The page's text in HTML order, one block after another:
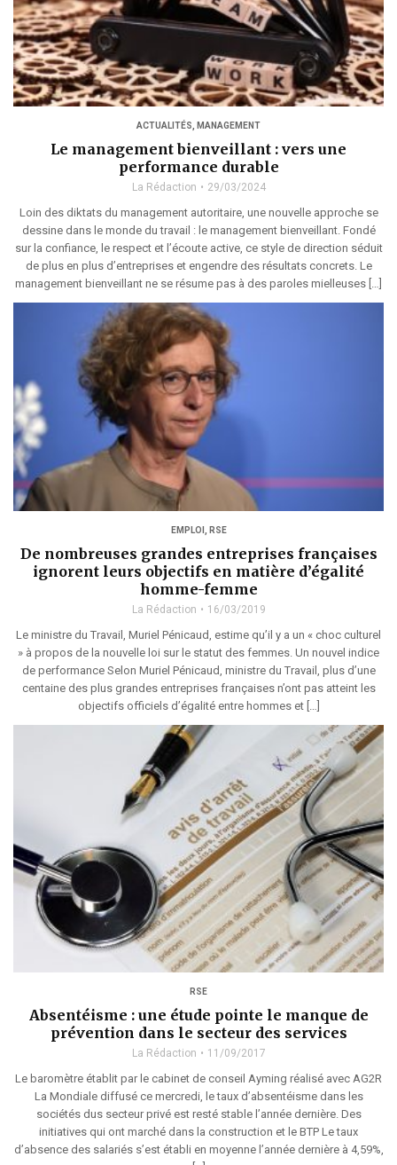
ACTUALITÉS MANAGEMENT
Le management bienveillant : vers une
performance durable
La Rédaction 29/03/2024
Loin des diktats du management autoritaire, une nouvelle approche se
dessine dans le monde du travail : le management bienveillant. Fondé
sur la confiance, le respect et l’écoute active, ce style de direction séduit
de plus en plus d’entreprises et engendre des résultats concrets. Le
management bienveillant ne se résume pas à des paroles mielleuses […]
EMPLOI , RSE
De nombreuses grandes entreprises françaises
ignorent leurs objectifs en matière d’égalité
homme-femme
La Rédaction 16/03/2019
Le ministre du Travail, Muriel Pénicaud, estime qu’il y a un « choc culturel
» à propos de la nouvelle loi sur le statut des femmes. Un nouvel indice
de performance Selon Muriel Pénicaud, ministre du Travail, plus d’une
centaine des plus grandes entreprises françaises n’ont pas atteint les
objectifs officiels d’égalité entre hommes et […]
RSE
Absentéisme : une étude pointe le manque de
prévention dans le secteur des services
La Rédaction 11/09/2017
Le baromètre établit par le cabinet de conseil Ayming réalisé avec AG2R
La Mondiale diffusé ce mercredi, le taux d’absentéisme dans les
sociétés dus secteur privé est resté stable l’année dernière. Des
initiatives qui ont marché dans la construction et le BTP Le taux
d’absence des salariés s’est établi en moyenne l’année dernière à 4,59%,